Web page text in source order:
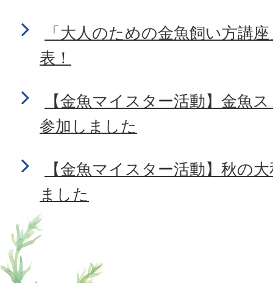
「大人のための金魚飼い方講
表！
【金魚マイスター活動】金魚
参加しました
【金魚マイスター活動】秋の
ました